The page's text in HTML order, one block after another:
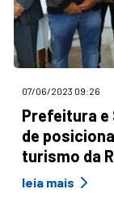
07/06/2023 09:26
Prefeitura e
de
turismo da
leia mais